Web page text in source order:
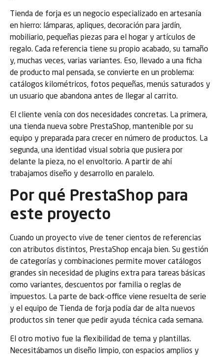
Tienda de forja es un negocio especializado en artesanía
en hierro: lámparas, apliques, decoración para jardín,
mobiliario, pequeñas piezas para el hogar y artículos de
regalo. Cada referencia tiene su propio acabado, su tamaño
y, muchas veces, varias variantes. Eso, llevado a una ficha
de producto mal pensada, se convierte en un problema:
catálogos kilométricos, fotos pequeñas, menús saturados y
un usuario que abandona antes de llegar al carrito.
El cliente venía con dos necesidades concretas. La primera,
una tienda nueva sobre PrestaShop, mantenible por su
equipo y preparada para crecer en número de productos. La
segunda, una identidad visual sobria que pusiera por
delante la pieza, no el envoltorio. A partir de ahí
trabajamos diseño y desarrollo en paralelo.
Por qué PrestaShop para
este proyecto
Cuando un proyecto vive de tener cientos de referencias
con atributos distintos, PrestaShop encaja bien. Su gestión
de categorías y combinaciones permite mover catálogos
grandes sin necesidad de plugins extra para tareas básicas
como variantes, descuentos por familia o reglas de
impuestos. La parte de back-office viene resuelta de serie
y el equipo de Tienda de forja podía dar de alta nuevos
productos sin tener que pedir ayuda técnica cada semana.
El otro motivo fue la flexibilidad de tema y plantillas.
Necesitábamos un diseño limpio, con espacios amplios y